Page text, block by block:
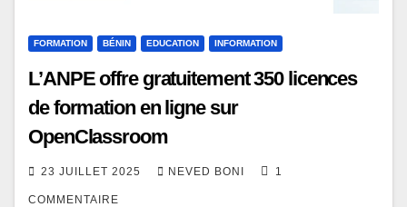
FORMATION BÉNIN EDUCATION INFORMATION
L’ANPE offre gratuitement 350 licences
de formation en ligne sur
OpenClassroom
23 JUILLET 2025 NEVED BONI 1
COMMENTAIRE